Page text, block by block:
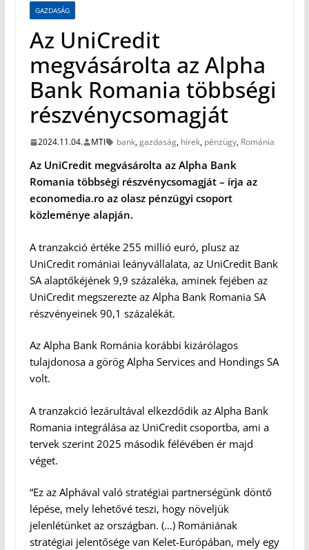
GAZDASÁG
Az UniCredit
megvásárolta az Alpha
Bank Romania többségi
részvénycsomagját
2024.11.04. MTI bank,gazdaság, hírek, pénzügy, Románia
Az UniCredit megvásárolta az Alpha Bank
Romania többségi részvénycsomagját – írja az
economedia.ro az olasz pénzügyi csoport
közleménye alapján.
A tranzakció értéke 255 millió euró, plusz az
UniCredit romániai leányvállalata, az UniCredit Bank
SA alaptőkéjének 9,9 százaléka, aminek fejében az
UniCredit megszerezte az Alpha Bank Romania SA
részvényeinek 90,1 százalékát.
Az Alpha Bank Románia korábbi kizárólagos
tulajdonosa a görög Alpha Services and Hondings SA
volt.
A tranzakció lezárultával elkezdődik az Alpha Bank
Romania integrálása az UniCredit csoportba, ami a
tervek szerint 2025 második félévében ér majd
véget.
“Ez az Alphával való stratégiai partnerségünk döntő
lépése, mely lehetővé teszi, hogy növeljük
jelenlétünket az országban. (…) Romániának
stratégiai jelentősége van Kelet-Európában, mely egy